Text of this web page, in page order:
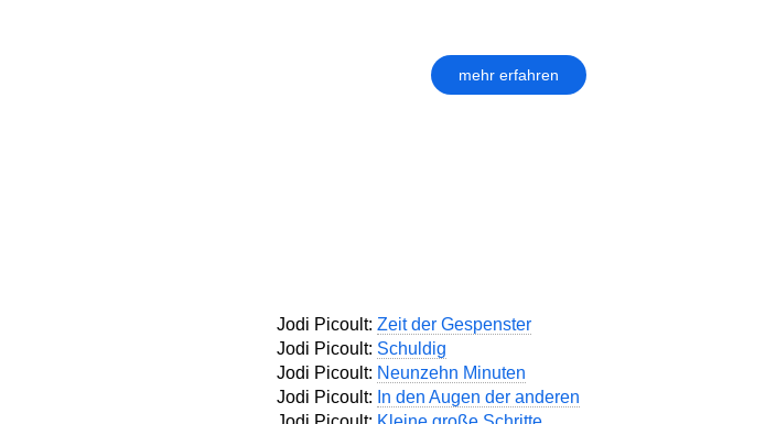
mehr erfahren
Jodi Picoult: Zeit der Gespenster
Jodi Picoult: Schuldig
Jodi Picoult: Neunzehn Minuten
Jodi Picoult: In den Augen der anderen